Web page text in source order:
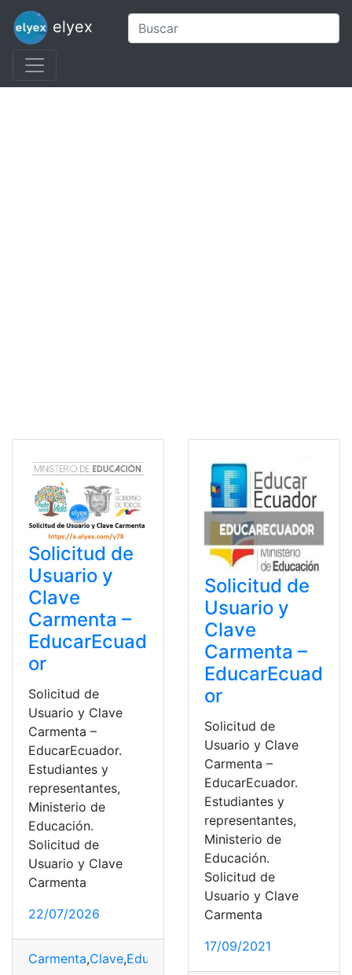
elyex
Solicitud de
Usuario y
Clave
Carmenta –
EducarEcuad
or
Solicitud de
Usuario y Clave
Carmenta –
EducarEcuador.
Estudiantes y
representantes,
Ministerio de
Educación.
Solicitud de
Usuario y Clave
Carmenta
22/07/2026
Carmenta,Clave,EducarEcuador
Solicitud de
Usuario y
Clave
Carmenta –
EducarEcuad
or
Solicitud de
Usuario y Clave
Carmenta –
EducarEcuador.
Estudiantes y
representantes,
Ministerio de
Educación.
Solicitud de
Usuario y Clave
Carmenta
17/09/2021